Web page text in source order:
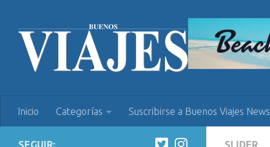
Inicio Categorías Suscribirse a Buenos Viajes News
SLIDER
SEGUIR: